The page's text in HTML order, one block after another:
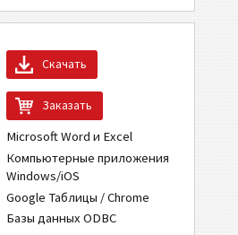
Скачать
Заказать
Microsoft Word и Excel
Компьютерные приложения
Windows/iOS
Google Таблицы / Chrome
Базы данных ODBC